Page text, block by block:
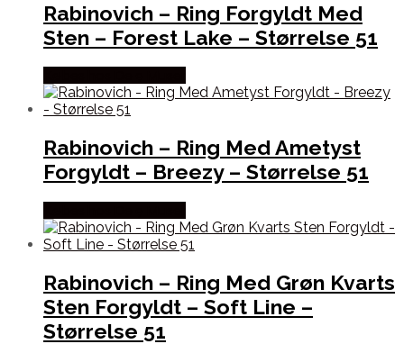
Rabinovich – Ring Forgyldt Med
Sten – Forest Lake – Størrelse 51
Rabinovich – Ring Med Ametyst
Forgyldt – Breezy – Størrelse 51
Rabinovich – Ring Med Grøn Kvarts
Sten Forgyldt – Soft Line –
Størrelse 51